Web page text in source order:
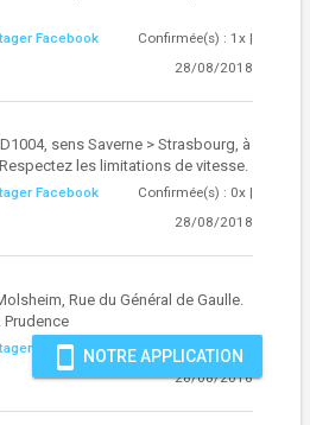
Facebook
Confirmée(s) : 1x |
28/08/2018
sens Saverne > Strasbourg, à
les limitations de vitesse.
Facebook
Confirmée(s) : 0x |
28/08/2018
Rue du Général de Gaulle.
Facebook
Confirmée(s) : 0x |
28/08/2018
smartphone NOTRE APPLICATION